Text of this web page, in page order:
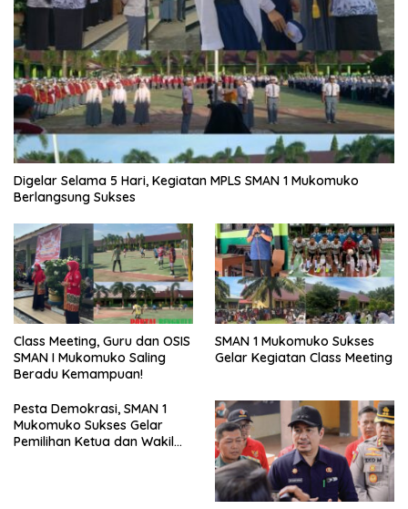
Digelar Selama 5 Hari, Kegiatan MPLS SMAN 1 Mukomuko
Berlangsung Sukses
Class Meeting, Guru dan OSIS
SMAN I Mukomuko Saling
Beradu Kemampuan!
SMAN 1 Mukomuko Sukses
Gelar Kegiatan Class Meeting
Pesta Demokrasi, SMAN 1
Mukomuko Sukses Gelar
Pemilihan Ketua dan Wakil